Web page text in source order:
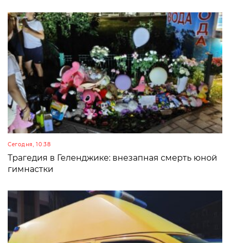
Сегодня, 10:38
Трагедия в Геленджике: внезапная смерть юной
гимнастки